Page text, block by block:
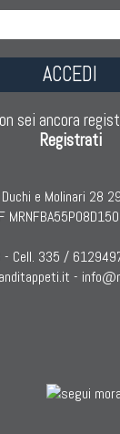
ACCEDI
sei ancora
Registrati
e Molinari 28
Cell. 335 /
-